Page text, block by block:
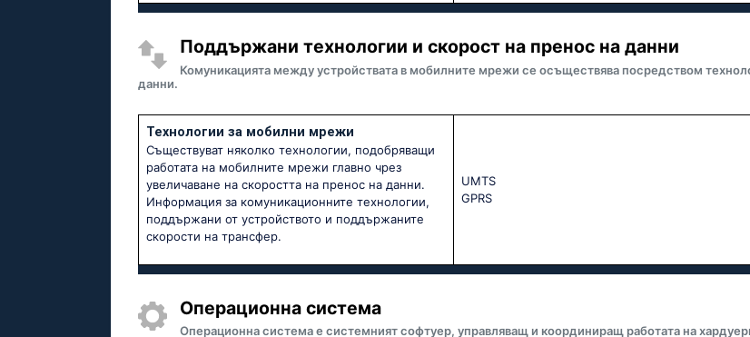
Поддържани технологии и скорост на пренос на данни
Комуникацията между устройствата в мобилните мрежи се осъществява посредством
данни.
Технологии за мобилни мрежи
Съществуват няколко технологии, подобряващи
работата на мобилните мрежи главно чрез
увеличаване на скоростта на пренос на данни.
Информация за комуникационните технологии,
поддържани от устройството и поддържаните
скорости на трансфер.
UМТS
GРRS
Операционна система
Операционна система е системният софтуер, управляващ и координиращ работата на